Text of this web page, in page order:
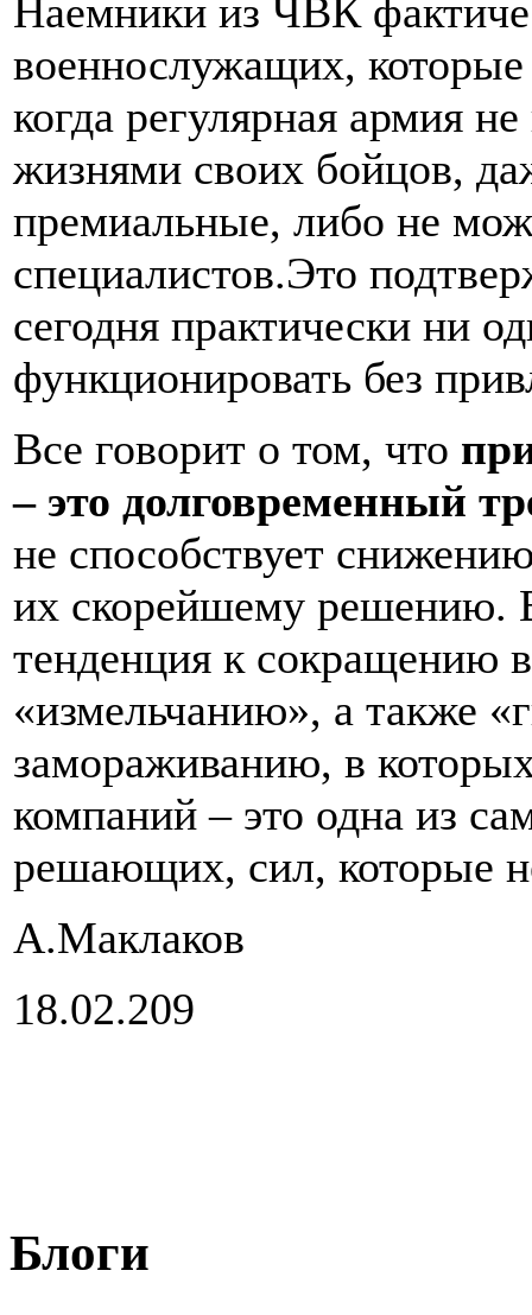
Наемники из ЧВК
военнослужащих, которые
когда регулярная армия
жизнями своих бойцов,
премиальные, либо не
специалистов.Это
сегодня практически ни
функционировать без
Все говорит о том, что
– это долговременный
не способствует
их скорейшему решению.
тенденция к сокращению
«измельчанию», а также
замораживанию, в
компаний – это одна из
решающих, сил, которые
А.Маклаков
18.02.209
Блоги